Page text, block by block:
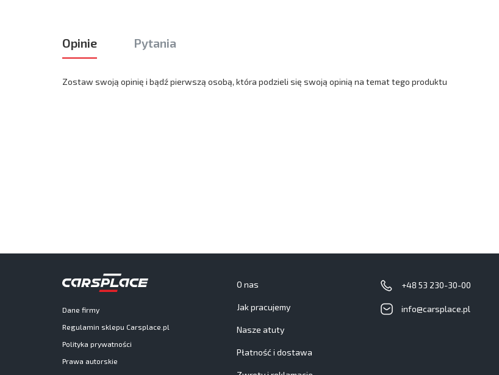
Opinie Pytania
Zostaw swoją opinię i bądź pierwszą osobą, która podzieli się swoją opinią na temat tego produktu
Dane firmy
Regulamin sklepu Carsplace.pl
Polityka prywatności
Prawa autorskie
O nas
Jak pracujemy
Nasze atuty
Płatność i dostawa
+48 53 230-30-00
info@carsplace.pl